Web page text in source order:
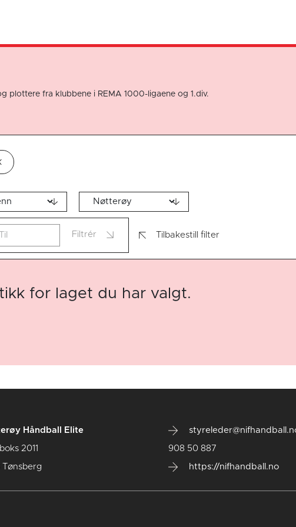
fra klubbene i REMA 1000-ligaene og 1.div.
Filtrér Tilbakestill filter
for laget du har valgt.
Håndball Elite
2011
Tønsberg
908 50 887
https://nifhandball.no